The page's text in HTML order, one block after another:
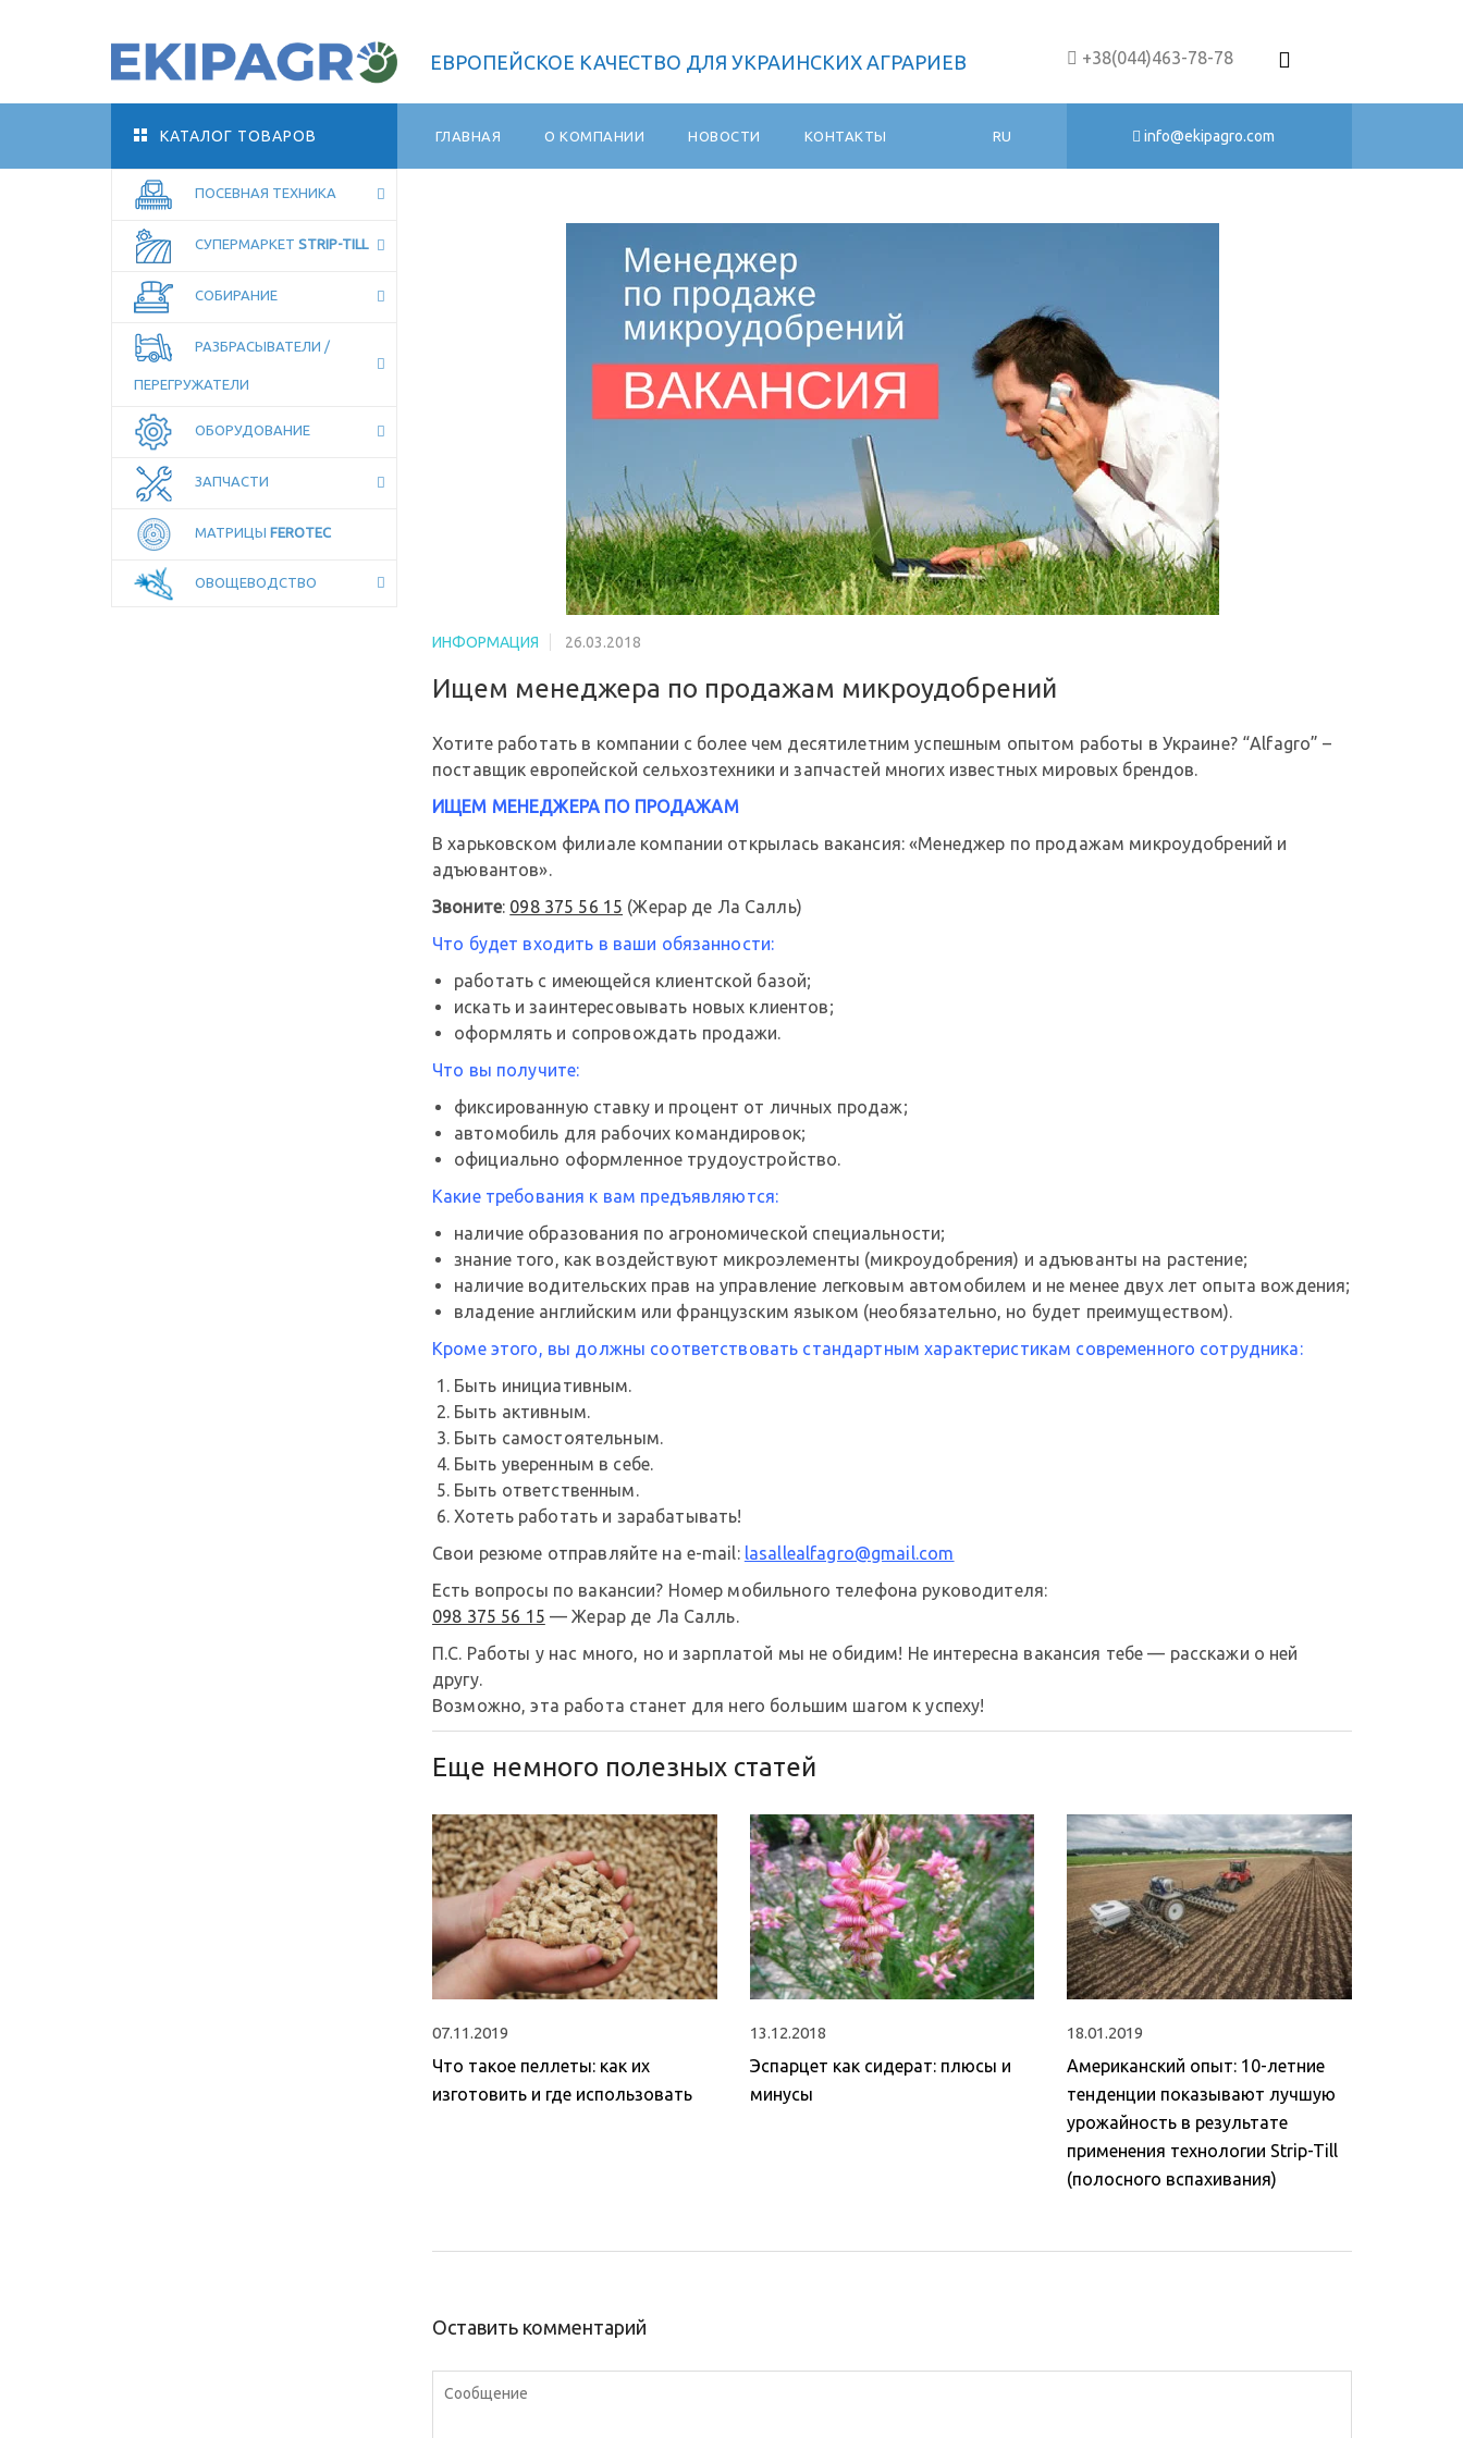
ЕВРОПЕЙСКОЕ КАЧЕСТВО ДЛЯ УКРАИНСКИХ АГРАРИЕВ +38(044)463-78-78
КАТАЛОГ ТОВАРОВ
ПОСЕВНАЯ ТЕХНИКА
СУПЕРМАРКЕТ STRIP-TILL
СОБИРАНИЕ
РАЗБРАСЫВАТЕЛИ /
ПЕРЕГРУЖАТЕЛИ
ОБОРУДОВАНИЕ
ЗАПЧАСТИ
МАТРИЦЫ FEROTEC
ОВОЩЕВОДСТВО
ГЛАВНАЯ О КОМПАНИИ НОВОСТИ КОНТАКТЫ RU info@ekipagro.com
ОСТАВЬТЕ КОНТАКТЫ, МЫ
ПЕРЕЗВОНИМ!
ИНФОРМАЦИЯ 26.03.2018
Ищем менеджера по продажам микроудобрений
Хотите работать в компании с более чем десятилетним успешным опытом работы в Украине? “Alfagro” –
поставщик европейской сельхозтехники и запчастей многих известных мировых брендов.
ИЩЕМ МЕНЕДЖЕРА ПО ПРОДАЖАМ
В харьковском филиале компании открылась вакансия: «Менеджер по продажам микроудобрений и
адъювантов».
Звоните: 098 375 56 15 (Жерар де Ла Салль)
Что будет входить в ваши обязанности:
работать с имеющейся клиентской базой;
искать и заинтересовывать новых клиентов;
оформлять и сопровождать продажи.
Что вы получите:
фиксированную ставку и процент от личных продаж;
автомобиль для рабочих командировок;
официально оформленное трудоустройство.
Какие требования к вам предъявляются:
наличие образования по агрономической специальности;
знание того, как воздействуют микроэлементы (микроудобрения) и адъюванты на растение;
наличие водительских прав на управление легковым автомобилем и не менее двух лет опыта вождения;
владение английским или французским языком (необязательно, но будет преимуществом).
Кроме этого, вы должны соответствовать стандартным характеристикам современного сотрудника:
Быть инициативным.
Быть активным.
Быть самостоятельным.
Быть уверенным в себе.
Быть ответственным.
Хотеть работать и зарабатывать!
Свои резюме отправляйте на e-mail: lasallealfagro@gmail.com
Есть вопросы по вакансии? Номер мобильного телефона руководителя:
098 375 56 15 — Жерар де Ла Салль.
П.С. Работы у нас много, но и зарплатой мы не обидим! Не интересна вакансия тебе — расскажи о ней
другу.
Возможно, эта работа станет для него большим шагом к успеху!
Еще немного полезных статей
07.11.2019
Что такое пеллеты: как их
изготовить и где использовать
13.12.2018
Эспарцет как сидерат: плюсы и
минусы
18.01.2019
Американский опыт: 10-летние
тенденции показывают лучшую
урожайность в результате
применения технологии Strip-Till
(полосного вспахивания)
Оставить комментарий